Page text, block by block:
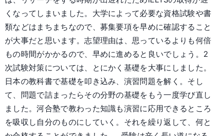
くなってしまいました。大学によって必要な資格試験や書
類などはまちまちなので、募集要項を早めに確認すること
が大事だと思います。志望理由は、思っているよりも何倍
もの時間がかかるので、早めに進めると良いでしょう。2
次試験対策については、とにかく基礎を大事にしました。
日本の教科書で基礎を叩き込み、演習問題を解く。そし
て、問題で詰まったらその分野の基礎をもう一度学び直し
ました。河合塾で教わった知識も演習に応用できるところ
を吸収し自分のものにしていく。それを繰り返して、何と